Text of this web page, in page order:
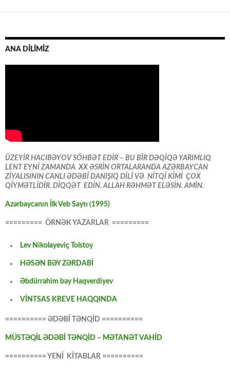
ANA DİLİMİZ
ÜZEYİR HACIBƏYOV SÖHBƏT EDİR – BU BİR DƏQİQƏ YARIMLIQ
LENT EYNİ ZAMANDA XX ƏSRİN ORTALARANDA AZƏRBAYCAN
ZİYALISININ CANLI ƏDƏBİ DANIŞIQ DİLİ VƏ NİTQİ KİMİ ÇOX
QİYMƏTLİDİR. DİQQƏT EDİN. ALLAH RƏHMƏT ELƏSİN. AMİN.
Azərbaycanın İlk Veb Saytı (1995)
========= ÖRNƏK YAZARLAR =========
Lev Nikolayeviç Tolstoy
HƏSƏN BƏY ZƏRDABİ
Əbdürrəhim bəy Haqverdiyev
VİNTSAS KREVE HAQQINDA
========== ƏDƏBİ TƏNQİD ==========
MÜSTƏQİL ƏDƏBİ TƏNQİD – MƏTANƏT VAHİD
========== YENİ KİTABLAR ==========